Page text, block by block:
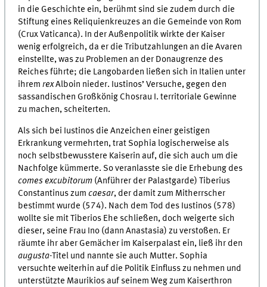
in die Geschichte ein, berühmt sind sie zudem durch die
Stiftung eines Reliquienkreuzes an die Gemeinde von Rom
(Crux Vaticanca). In der Außenpolitik wirkte der Kaiser
wenig erfolgreich, da er die Tributzahlungen an die Avaren
einstellte, was zu Problemen an der Donaugrenze des
Reiches führte; die Langobarden ließen sich in Italien unter
ihremrexAlboin nieder. Iustinos’ Versuche, gegen den
sassandischen Großkönig Chosrau I. territoriale Gewinne
zu machen, scheiterten.
Als sich bei Iustinos die Anzeichen einer geistigen
Erkrankung vermehrten, trat Sophia logischerweise als
noch selbstbewusstere Kaiserin auf, die sich auch um die
Nachfolge kümmerte. So veranlasste sie die Erhebung des
comes excubitorum (Anführer der Palastgarde) Tiberius
Constantinus zumcaesar, der damit zum Mitherrscher
bestimmt wurde (574). Nach dem Tod des Iustinos (578)
wollte sie mit Tiberios Ehe schließen, doch weigerte sich
dieser, seine Frau Ino (dann Anastasia) zu verstoßen. Er
räumte ihr aber Gemächer im Kaiserpalast ein, ließ ihr den
augusta-Titel und nannte sie auch Mutter. Sophia
versuchte weiterhin auf die Politik Einfluss zu nehmen und
unterstützte Maurikios auf seinem Weg zum Kaiserthron